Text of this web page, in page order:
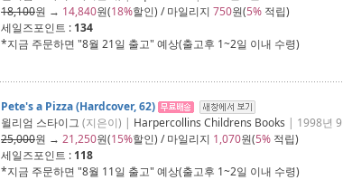
18,100원 → 14,840원(18%할인) / 마일리지 750원(5% 적립)
세일즈포인트 : 134
*지금 주문하면 "8월 21일 출고" 예상(출고후 1~2일 이내 수령)
Pete's a Pizza (Hardcover, 62)
윌리엄 스타이그 (지은이) | Harpercollins Childrens Books | 1998년
25,000원 → 21,250원(15%할인) / 마일리지 1,070원(5% 적립)
세일즈포인트 : 118
*지금 주문하면 "8월 11일 출고" 예상(출고후 1~2일 이내 수령)